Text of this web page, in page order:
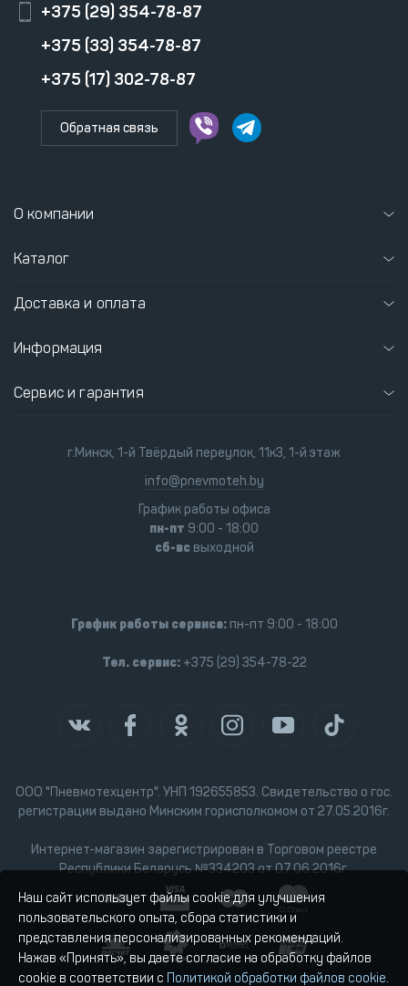
+375 (29) 354-78-87
+375 (33) 354-78-87
+375 (17) 302-78-87
Обратная связь
О компании
Каталог
Доставка и оплата
Информация
Сервис и гарантия
ООО "Пневмотехцентр". УНП 192655853. Свидетельство о гос.
регистрации выдано Минским горисполкомом от 27.05.2016г.
Интернет-магазин зарегистрирован в Торговом реестре
Республики Беларусь №334203 от 07.06.2016г.
г.Минск, 1-й Твёрдый переулок, 11к3, 1-й этаж
info@pnevmoteh.by
График работы офиса
пн-пт 9:00 - 18:00
сб-всвыходной
График работы сервиса:пн-пт 9:00 - 18:00
Тел. сервис:+375 (29) 354-78-22
Наш сайт использует файлы cookie для улучшения
пользовательского опыта, сбора статистики и
представления персонализированных рекомендаций.
Нажав «Принять», вы даете согласие на обработку файлов
cookie в соответствии с Политикой обработки файлов cookie.